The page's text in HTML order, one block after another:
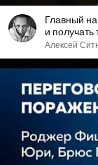
Главный
и получать
Алексей